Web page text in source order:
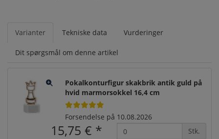
Varianter Tekniske data Vurderinger
Dit spørgsmål om denne artikel
Pokalkonturfigur skakbrik antik guld på
hvid marmorsokkel 16,4 cm
Forsendelse på 10.08.2026
15,75 € * Stk.